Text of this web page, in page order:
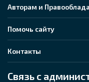
Авторам и
Помочь сайту
Контакты
Связь с